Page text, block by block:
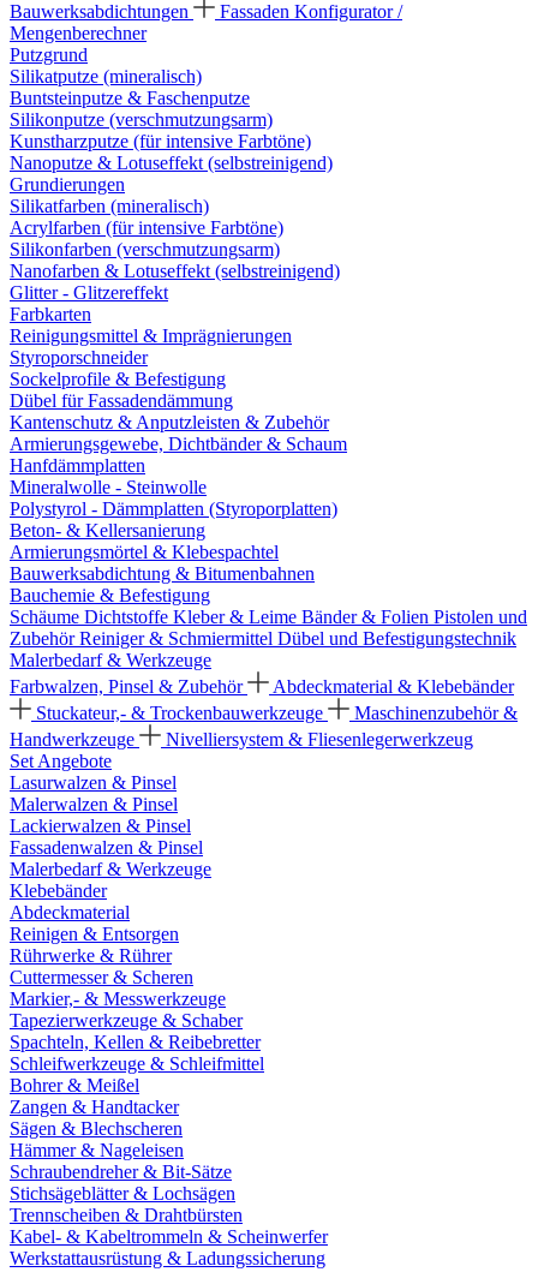
Bauwerksabdichtungen
Fassaden Konfigurator /
Mengenberechner
Putzgrund
Silikatputze (mineralisch)
Buntsteinputze & Faschenputze
Silikonputze (verschmutzungsarm)
Kunstharzputze (für intensive Farbtöne)
Nanoputze & Lotuseffekt (selbstreinigend)
Grundierungen
Silikatfarben (mineralisch)
Acrylfarben (für intensive Farbtöne)
Silikonfarben (verschmutzungsarm)
Nanofarben & Lotuseffekt (selbstreinigend)
Glitter - Glitzereffekt
Farbkarten
Reinigungsmittel & Imprägnierungen
Styroporschneider
Sockelprofile & Befestigung
Dübel für Fassadendämmung
Kantenschutz & Anputzleisten & Zubehör
Armierungsgewebe, Dichtbänder & Schaum
Hanfdämmplatten
Mineralwolle - Steinwolle
Polystyrol - Dämmplatten (Styroporplatten)
Beton- & Kellersanierung
Armierungsmörtel & Klebespachtel
Bauwerksabdichtung & Bitumenbahnen
Bauchemie & Befestigung
Schäume Dichtstoffe Kleber & Leime Bänder & Folien Pistolen und
ZubehörReiniger & Schmiermittel Dübel und Befestigungstechnik
Malerbedarf & Werkzeuge
Farbwalzen, Pinsel & Zubehör
Abdeckmaterial & Klebebänder
Stuckateur,- & Trockenbauwerkzeuge
Maschinenzubehör &
Handwerkzeuge
Nivelliersystem & Fliesenlegerwerkzeug
Set Angebote
Lasurwalzen & Pinsel
Malerwalzen & Pinsel
Lackierwalzen & Pinsel
Fassadenwalzen & Pinsel
Malerbedarf & Werkzeuge
Klebebänder
Abdeckmaterial
Reinigen & Entsorgen
Rührwerke & Rührer
Cuttermesser & Scheren
Markier,- & Messwerkzeuge
Tapezierwerkzeuge & Schaber
Spachteln, Kellen & Reibebretter
Schleifwerkzeuge & Schleifmittel
Bohrer & Meißel
Zangen & Handtacker
Sägen & Blechscheren
Hämmer & Nageleisen
Schraubendreher & Bit-Sätze
Stichsägeblätter & Lochsägen
Trennscheiben & Drahtbürsten
Kabel- & Kabeltrommeln & Scheinwerfer
Werkstattausrüstung & Ladungssicherung